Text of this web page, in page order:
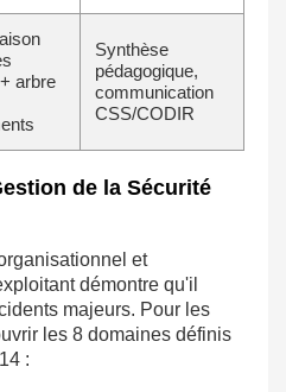
arbre
Synthèse
pédagogique,
communication
CSS/CODIR
de la Sécurité
et
démontre qu'il
majeurs. Pour les
les 8 domaines définis
: